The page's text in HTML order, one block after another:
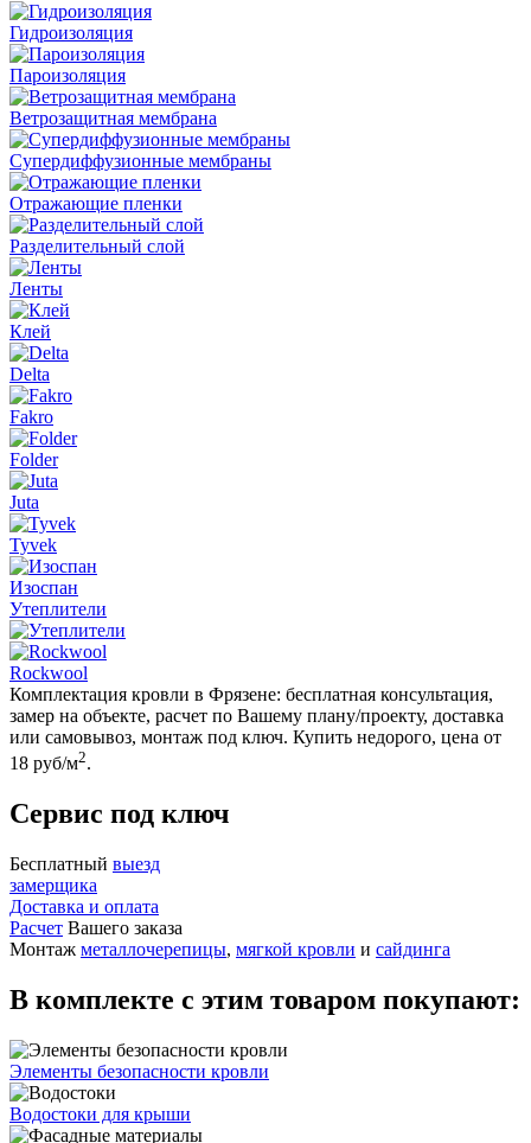
Гидроизоляция
Пароизоляция
Ветрозащитная мембрана
Супердиффузионные мембраны
Отражающие пленки
Разделительный слой
Ленты
Клей
Delta
Fakro
Folder
Juta
Tyvek
Изоспан
Утеплители
Rockwool
Комплектация кровли в Фрязене: бесплатная консультация,
замер на объекте, расчет по Вашему плану/проекту, доставка
или самовывоз, монтаж под ключ. Купить недорого, цена от
18 руб/м2.
Сервис под ключ
Бесплатный выезд
замерщика
Доставка и оплата
Расчет Вашего заказа
Монтаж металлочерепицы, мягкой кровли и сайдинга
В комплекте с этим товаром покупают:
Элементы безопасности кровли
Водостоки для крыши